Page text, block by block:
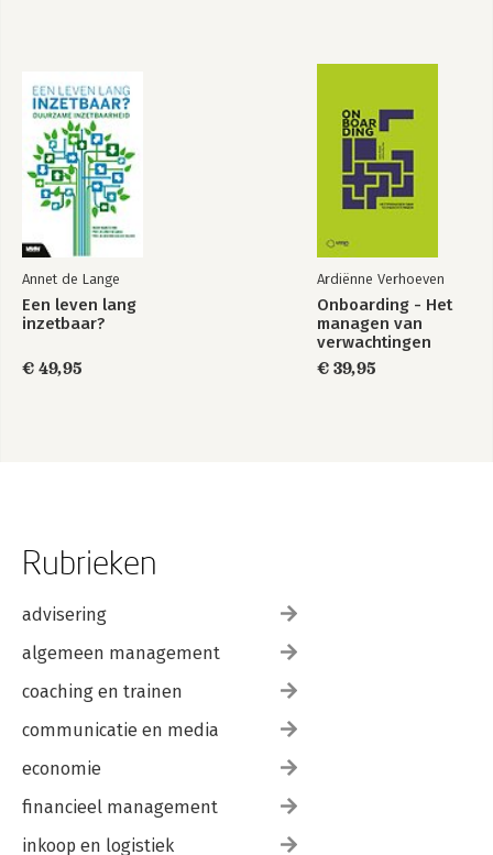
Annet de Lange
Een leven lang
inzetbaar?
€ 49,95
Ardiënne Verhoeven
Onboarding - Het
managen van
verwachtingen
€ 39,95
Rubrieken
advisering
algemeen management
coaching en trainen
communicatie en media
economie
financieel management
inkoop en logistiek